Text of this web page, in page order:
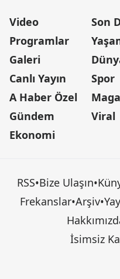
Video
Programlar
Galeri
Canlı Yayın
A Haber Özel
Gündem
Ekonomi
Son
Spor
Viral
RSS•Bize Ulaşın•
Frekanslar•Arşiv•
İsimsiz